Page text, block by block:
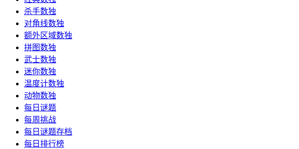
杀手数独
对角线数独
额外区域数独
拼图数独
武士数独
迷你数独
温度计数独
动物数独
每日谜题
每周挑战
每日谜题存档
每日排行榜